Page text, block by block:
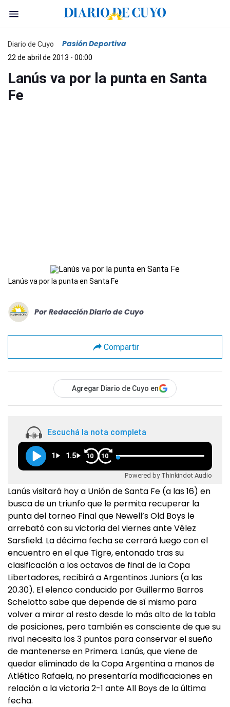
Diario de Cuyo Pasión Deportiva
22 de abril de 2013 - 00:00
Lanús va por la punta en Santa
Fe
Lanús va por la punta en Santa Fe
Por Redacción Diario de Cuyo
Compartir
Agregar Diario de Cuyo en
Escuchá la nota completa
1 1.5 10 10
Powered by Thinkindot Audio
Lanús visitará hoy a Unión de Santa Fe (a las 16) en
busca de un triunfo que le permita recuperar la
punta del torneo Final que Newell’s Old Boys le
arrebató con su victoria del viernes ante Vélez
Sarsfield. La décima fecha se cerrará luego con el
encuentro en el que Tigre, entonado tras su
clasificación a los octavos de final de la Copa
Libertadores, recibirá a Argentinos Juniors (a las
20.30). El elenco conducido por Guillermo Barros
Schelotto sabe que depende de sí mismo para
volver a mirar al resto desde lo más alto de la tabla
de posiciones, pero también es consciente de que su
rival necesita los 3 puntos para conservar el sueño
de mantenerse en Primera. Lanús, que viene de
quedar eliminado de la Copa Argentina a manos de
Atlético Rafaela, no presentaría modificaciones en
relación a la victoria 2-1 ante All Boys de la última
fecha.